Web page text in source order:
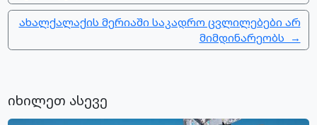
ახალქალაქის მერიაში საკადრო ცვლილებები არ
მიმდინარეობს →
იხილეთ ასევე